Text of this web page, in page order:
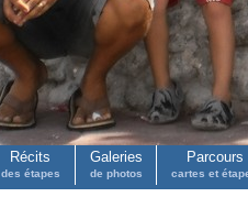
Récits
des étapes
Galeries
de photos
Parcours
cartes et